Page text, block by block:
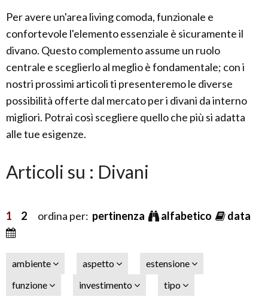
Per avere un'area living comoda, funzionale e
confortevole l'elemento essenziale è sicuramente il
divano. Questo complemento assume un ruolo
centrale e sceglierlo al meglio è fondamentale; con i
nostri prossimi articoli ti presenteremo le diverse
possibilità offerte dal mercato per i divani da interno
migliori. Potrai così scegliere quello che più si adatta
alle tue esigenze.
Articoli su : Divani
1 2 ordina per: pertinenza alfabetico data
ambiente aspetto
estensione
funzione
investimento tipo